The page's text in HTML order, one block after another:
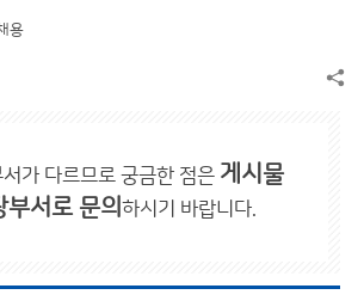
용
가 다르므로 궁금한 점은 게시물
부서로 문의 하시기 바랍니다.